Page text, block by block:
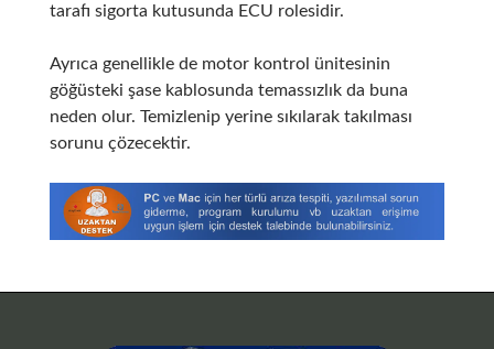
tarafı sigorta kutusunda ECU rolesidir.
Ayrıca genellikle de motor kontrol ünitesinin
göğüsteki şase kablosunda temassızlık da buna
neden olur. Temizlenip yerine sıkılarak takılması
sorunu çözecektir.